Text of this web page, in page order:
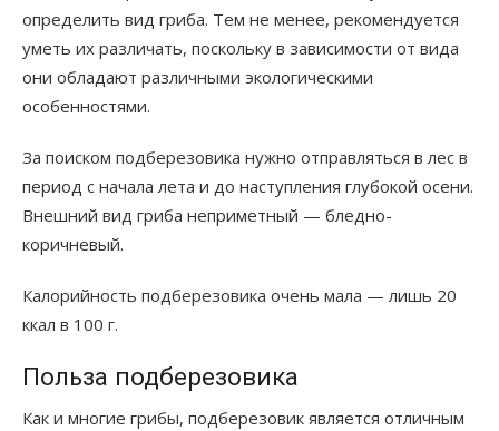
определить вид гриба. Тем не менее, рекомендуется
уметь их различать, поскольку в зависимости от вида
они обладают различными экологическими
особенностями.
За поиском подберезовика нужно отправляться в лес в
период с начала лета и до наступления глубокой осени.
Внешний вид гриба неприметный — бледно-
коричневый.
Калорийность подберезовика очень мала — лишь 20
ккал в 100 г.
Польза подберезовика
Как и многие грибы, подберезовик является отличным